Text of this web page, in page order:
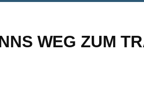
WEG ZUM